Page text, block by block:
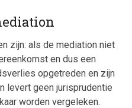
zijn: als de mediation niet
en dus een
opgetreden en zijn
levert geen jurisprudentie
worden vergeleken.